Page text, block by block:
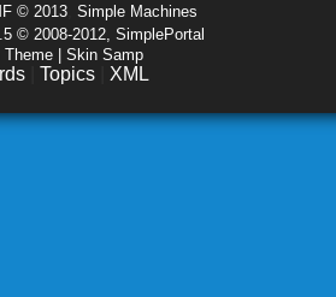
© 2013 Simple Machines
© 2008-2012, SimplePortal
| Skin Samp
Topics XML